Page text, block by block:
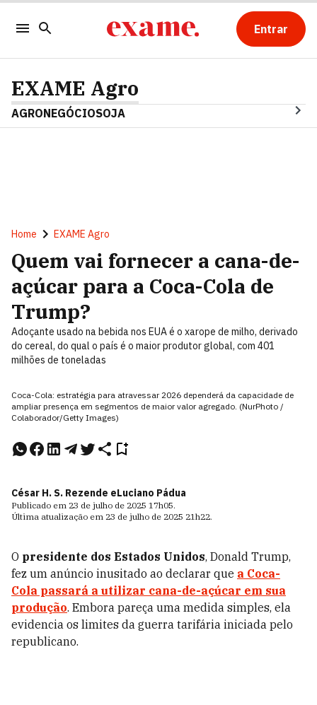
Entrar
EXAME Agro
AGRONEGÓCIOSOJA
Home EXAME Agro
Quem vai fornecer a cana-de-
açúcar para a Coca-Cola de
Trump?
Adoçante usado na bebida nos EUA é o xarope de milho, derivado
do cereal, do qual o país é o maior produtor global, com 401
milhões de toneladas
Coca-Cola: estratégia para atravessar 2026 dependerá da capacidade de
ampliar presença em segmentos de maior valor agregado. (NurPhoto /
Colaborador/Getty Images)
César H. S. Rezende eLuciano Pádua
Publicado em 23 de julho de 2025 17h05.
Última atualização em 23 de julho de 2025 21h22.
O presidente dos Estados Unidos, Donald Trump,
fez um anúncio inusitado ao declarar que a Coca-
Cola passará a utilizar cana-de-açúcar em sua
produção. Embora pareça uma medida simples, ela
evidencia os limites da guerra tarifária iniciada pelo
republicano.